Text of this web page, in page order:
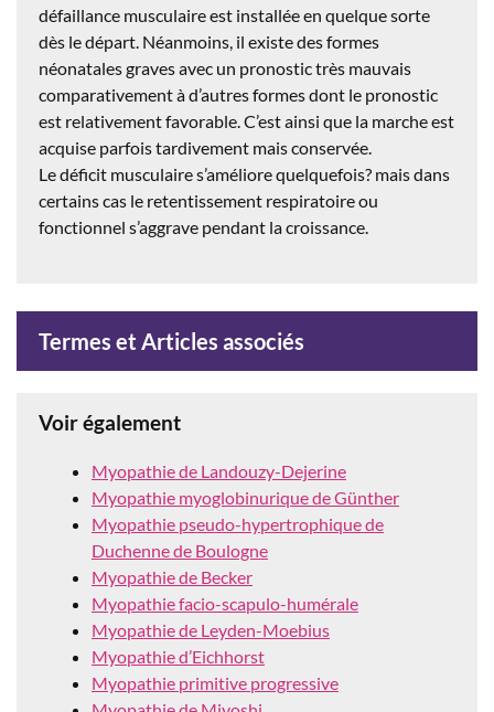
défaillance musculaire est installée en quelque sorte
dès le départ. Néanmoins, il existe des formes
néonatales graves avec un pronostic très mauvais
comparativement à d’autres formes dont le pronostic
est relativement favorable. C’est ainsi que la marche est
acquise parfois tardivement mais conservée.
Le déficit musculaire s’améliore quelquefois? mais dans
certains cas le retentissement respiratoire ou
fonctionnel s’aggrave pendant la croissance.
Termes et Articles associés
Voir également
Myopathie de Landouzy-Dejerine
Myopathie myoglobinurique de Günther
Myopathie pseudo-hypertrophique de
Duchenne de Boulogne
Myopathie de Becker
Myopathie facio-scapulo-humérale
Myopathie de Leyden-Moebius
Myopathie d’Eichhorst
Myopathie primitive progressive